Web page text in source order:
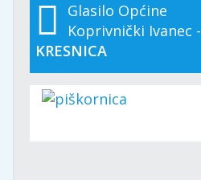
Glasilo Općine
Koprivnički Ivanec -
KRESNICA